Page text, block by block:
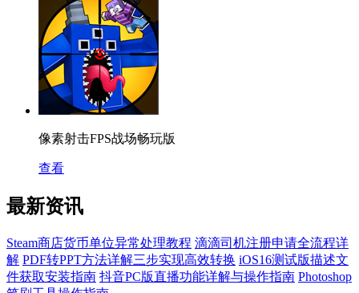
像素射击FPS战场畅玩版
查看
最新资讯
Steam商店货币单位异常处理教程 滴滴司机注册申请全流程详
解 PDF转PPT方法详解三步实现高效转换 iOS16测试版描述文
件获取安装指南 抖音PC版直播功能详解与操作指南 Photoshop